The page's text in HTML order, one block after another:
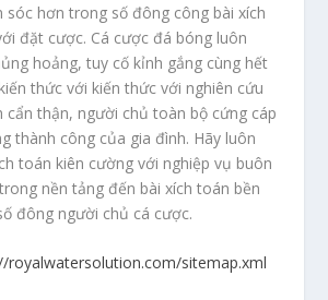
sóc hơn trong số đông công bài xích
đặt cược. Cá cược đá bóng luôn
hoảng, tuy cố kỉnh gắng cùng hết
thức với kiến thức với nghiên cứu
cẩn thận, người chủ toàn bộ cứng cáp
thành công của gia đình. Hãy luôn
toán kiên cường với nghiệp vụ buôn
nền tảng đến bài xích toán bền
đông người chủ cá cược.
royalwatersolution.com/sitemap.xml